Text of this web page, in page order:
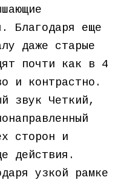
Благодаря еще
даже старые
почти как в 4
и контрастно.
звук Четкий,
сторон и
действия.
узкой рамке